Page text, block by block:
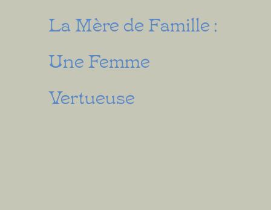
La Mère de Famille :
Une Femme
Vertueuse